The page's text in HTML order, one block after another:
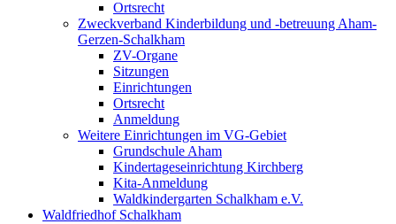
Ortsrecht
Zweckverband Kinderbildung und -betreuung Aham-
Gerzen-Schalkham
ZV-Organe
Sitzungen
Einrichtungen
Ortsrecht
Anmeldung
Weitere Einrichtungen im VG-Gebiet
Grundschule Aham
Kindertageseinrichtung Kirchberg
Kita-Anmeldung
Waldkindergarten Schalkham e.V.
Waldfriedhof Schalkham